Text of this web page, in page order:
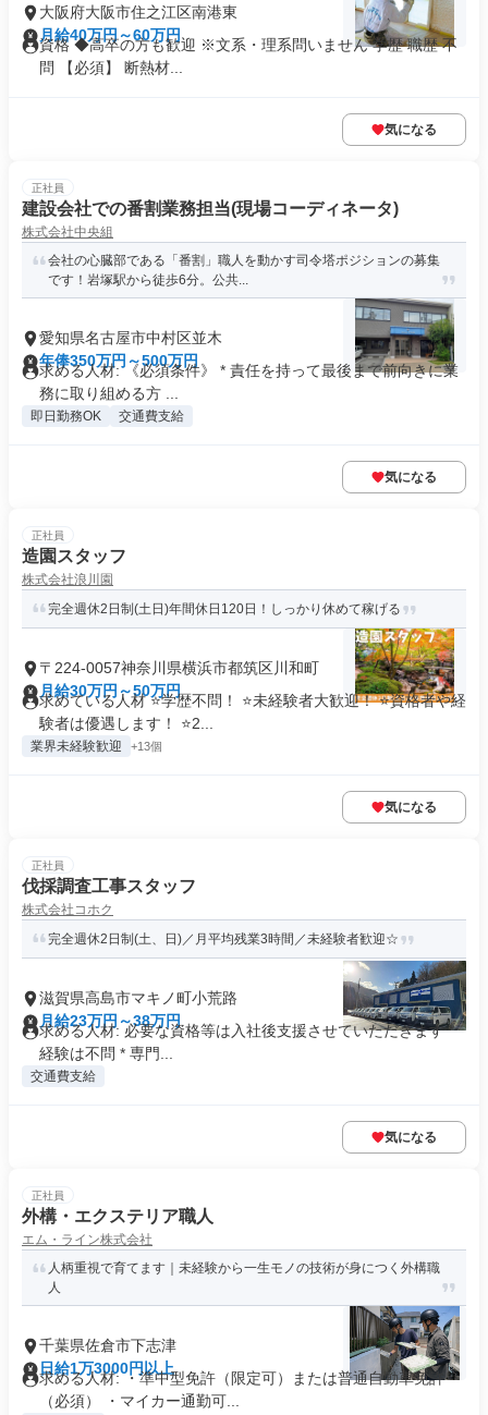
大阪府大阪市住之江区南港東
月給40万円～60万円
資格 ◆高卒の方も歓迎 ※文系・理系問いません 学歴 職歴 不
問 【必須】 断熱材...
気になる
正社員
建設会社での番割業務担当(現場コーディネータ)
株式会社中央組
会社の心臓部である「番割」職人を動かす司令塔ポジションの募集
です！岩塚駅から徒歩6分。公共...
愛知県名古屋市中村区並木
年俸350万円～500万円
求める人材: 《必須条件》 * 責任を持って最後まで前向きに業
務に取り組める方 ...
即日勤務OK 交通費支給
気になる
正社員
造園スタッフ
株式会社浪川園
完全週休2日制(土日)年間休日120日！しっかり休めて稼げる
〒224-0057神奈川県横浜市都筑区川和町
月給30万円～50万円
求めている人材 ⭐学歴不問！ ⭐未経験者大歓迎！ ⭐資格者や経
験者は優遇します！ ⭐2...
業界未経験歓迎 +13個
気になる
正社員
伐採調査工事スタッフ
株式会社コホク
完全週休2日制(土、日)／月平均残業3時間／未経験者歓迎☆
滋賀県高島市マキノ町小荒路
月給23万円～38万円
求める人材: 必要な資格等は入社後支援させていただきます *
経験は不問 * 専門...
交通費支給
気になる
正社員
外構・エクステリア職人
エム・ライン株式会社
人柄重視で育てます｜未経験から一生モノの技術が身につく外構職
人
千葉県佐倉市下志津
日給1万3000円以上
求める人材: ・準中型免許（限定可）または普通自動車免許
（必須） ・マイカー通勤可...